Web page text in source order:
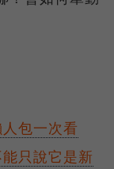
包一次看
只說它是新